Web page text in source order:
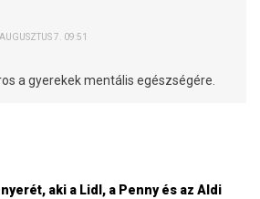
7. 09:51
a gyerekek mentális egészségére.
aki a Lidl, a Penny és az Aldi